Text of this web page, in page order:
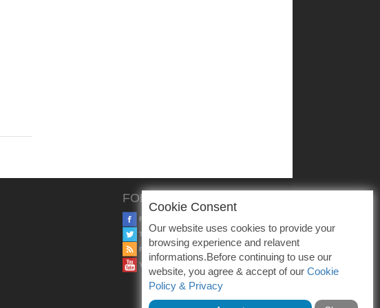
FOLLOW US
FACEBOOK
TWITTER
RSS
YOUTUBE
Cookie Consent
Our website uses cookies to provide your
browsing experience and relavent
informations.Before continuing to use our
website, you agree & accept of our Cookie
Policy & Privacy